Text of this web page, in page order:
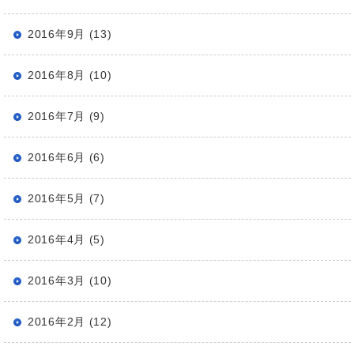
2016年9月 (13)
2016年8月 (10)
2016年7月 (9)
2016年6月 (6)
2016年5月 (7)
2016年4月 (5)
2016年3月 (10)
2016年2月 (12)